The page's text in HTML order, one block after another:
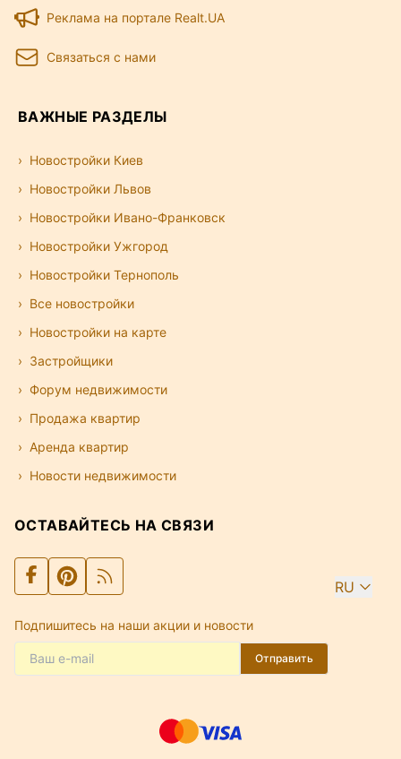
Реклама на портале Realt.UA
Связаться с нами
ВАЖНЫЕ РАЗДЕЛЫ
Новостройки Киев
Новостройки Львов
Новостройки Ивано-Франковск
Новостройки Ужгород
Новостройки Тернополь
Все новостройки
Новостройки на карте
Застройщики
Форум недвижимости
Продажа квартир
Аренда квартир
Новости недвижимости
ОСТАВАЙТЕСЬ НА СВЯЗИ
RU
Подпишитесь на наши акции и новости
Отправить